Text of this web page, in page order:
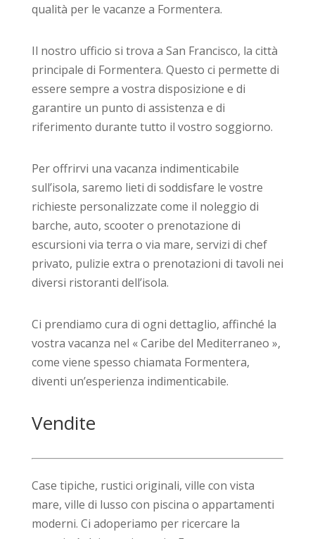
qualità per le vacanze a Formentera.
Il nostro ufficio si trova a San Francisco, la città
principale di Formentera. Questo ci permette di
essere sempre a vostra disposizione e di
garantire un punto di assistenza e di
riferimento durante tutto il vostro soggiorno.
Per offrirvi una vacanza indimenticabile
sull’isola, saremo lieti di soddisfare le vostre
richieste personalizzate come il noleggio di
barche, auto, scooter o prenotazione di
escursioni via terra o via mare, servizi di chef
privato, pulizie extra o prenotazioni di tavoli nei
diversi ristoranti dell’isola.
Ci prendiamo cura di ogni dettaglio, affinché la
vostra vacanza nel « Caribe del Mediterraneo »,
come viene spesso chiamata Formentera,
diventi un’esperienza indimenticabile.
Vendite
Case tipiche, rustici originali, ville con vista
mare, ville di lusso con piscina o appartamenti
moderni. Ci adoperiamo per ricercare la